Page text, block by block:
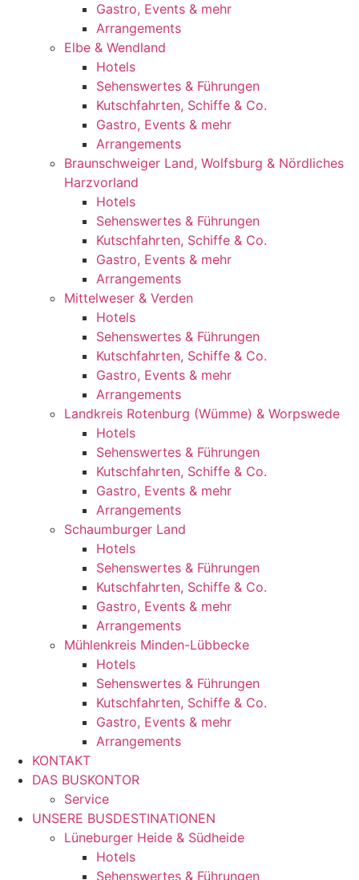
Gastro, Events & mehr
Arrangements
Elbe & Wendland
Hotels
Sehenswertes & Führungen
Kutschfahrten, Schiffe & Co.
Gastro, Events & mehr
Arrangements
Braunschweiger Land, Wolfsburg & Nördliches
Harzvorland
Hotels
Sehenswertes & Führungen
Kutschfahrten, Schiffe & Co.
Gastro, Events & mehr
Arrangements
Mittelweser & Verden
Hotels
Sehenswertes & Führungen
Kutschfahrten, Schiffe & Co.
Gastro, Events & mehr
Arrangements
Landkreis Rotenburg (Wümme) & Worpswede
Hotels
Sehenswertes & Führungen
Kutschfahrten, Schiffe & Co.
Gastro, Events & mehr
Arrangements
Schaumburger Land
Hotels
Sehenswertes & Führungen
Kutschfahrten, Schiffe & Co.
Gastro, Events & mehr
Arrangements
Mühlenkreis Minden-Lübbecke
Hotels
Sehenswertes & Führungen
Kutschfahrten, Schiffe & Co.
Gastro, Events & mehr
Arrangements
KONTAKT
DAS BUSKONTOR
Service
UNSERE BUSDESTINATIONEN
Lüneburger Heide & Südheide
Hotels
Sehenswertes & Führungen